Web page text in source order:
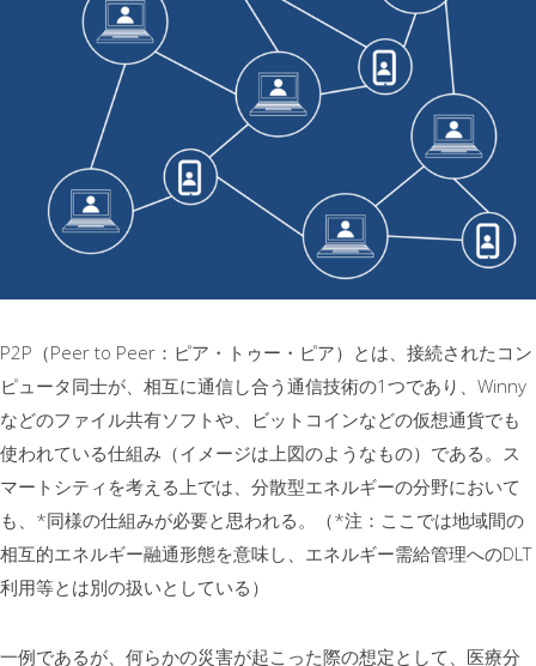
P2P（Peer to Peer：ピア・トゥー・ピア）とは、接続されたコン
ピュータ同士が、相互に通信し合う通信技術の1つであり、Winny
などのファイル共有ソフトや、ビットコインなどの仮想通貨でも
使われている仕組み（イメージは上図のようなもの）である。ス
マートシティを考える上では、分散型エネルギーの分野において
も、*同様の仕組みが必要と思われる。（*注：ここでは地域間の
相互的エネルギー融通形態を意味し、エネルギー需給管理へのDLT
利用等とは別の扱いとしている）
一例であるが、何らかの災害が起こった際の想定として、医療分